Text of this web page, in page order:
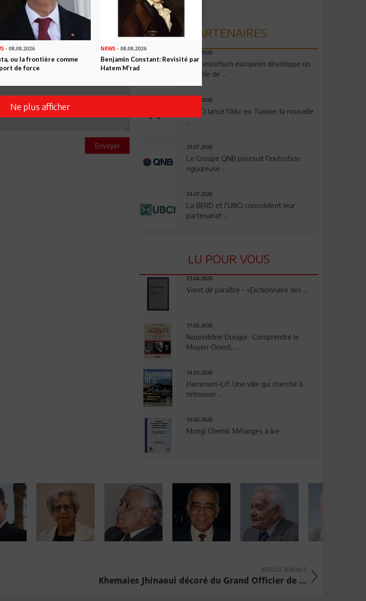
Commenter
Envoyer
PARTENAIRES
06.08.2026
Un consortium européen développe un
modèle de ...
04.08.2026
OPPO lance l'A6c en Tunisie: la nouvelle
29.07.2026
Le Groupe QNB poursuit l’exécution
rigoureuse ...
24.07.2026
La BERD et l’UBCI consolident leur
partenariat ...
LU POUR VOUS
23.04.2026
Vient de paraître - «Dictionnaire des ...
17.03.2026
Noureddine Dougui : Comprendre le
Moyen-Orient, ...
14.03.2026
Hammam-Lif: Une ville qui cherche à
retrouver ...
10.03.2026
Mongi Chemli: Mélanges à lire
ARTICLE SUIVANT
Khemaies Jhinaoui décoré du Grand Officier de ...
- 08.08.2026
ou la frontière comme
de force
NEWS- 08.08.2026
Benjamin Constant: Revisité par
Hatem M’rad
Ne plus afficher